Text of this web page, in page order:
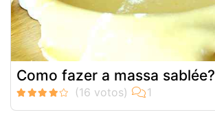
Como fazer a massa sablée?